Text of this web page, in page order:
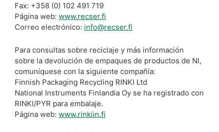
Fax: +358 (0) 102 491 719
Página web: www.recser.fi
Correo electrónico: info@recser.fi
Para consultas sobre reciclaje y más información
sobre la devolución de empaques de productos de NI,
comuníquese con la siguiente compañía:
Finnish Packaging Recycling RINKI Ltd
National Instruments Finlandia Oy se ha registrado con
RINKI/PYR para embalaje.
Página web: www.rinkiin.fi